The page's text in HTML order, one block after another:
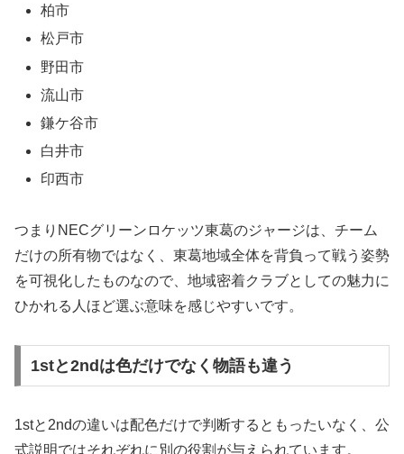
柏市
松戸市
野田市
流山市
鎌ケ谷市
白井市
印西市
つまりNECグリーンロケッツ東葛のジャージは、チーム
だけの所有物ではなく、東葛地域全体を背負って戦う姿勢
を可視化したものなので、地域密着クラブとしての魅力に
ひかれる人ほど選ぶ意味を感じやすいです。
1stと2ndは色だけでなく物語も違う
1stと2ndの違いは配色だけで判断するともったいなく、公
式説明ではそれぞれに別の役割が与えられています。